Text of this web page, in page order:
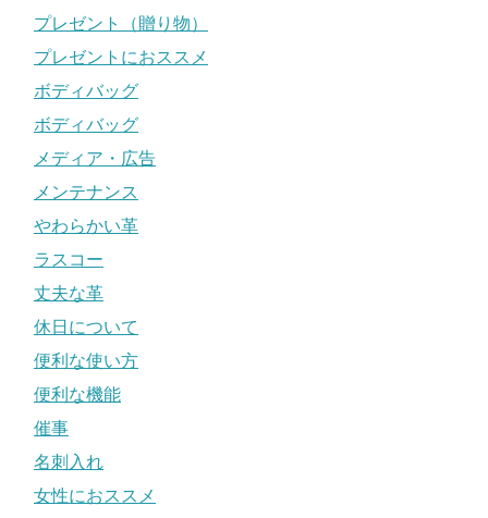
プレゼント（贈り物）
プレゼントにおススメ
ボディバッグ
ボディバッグ
メディア・広告
メンテナンス
やわらかい革
ラスコー
丈夫な革
休日について
便利な使い方
便利な機能
催事
名刺入れ
女性におススメ